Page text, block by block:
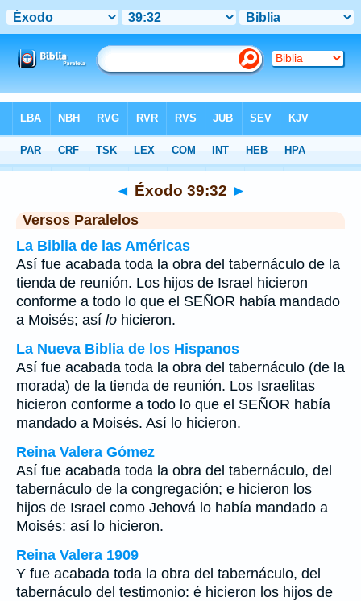
>Éxodo> Capítulo 39 > Verso 32
◄ Éxodo 39:32 ►
Versos Paralelos
La Biblia de las Américas
Así fue acabada toda la obra del tabernáculo de la
tienda de reunión. Los hijos de Israel hicieron
conforme a todo lo que el SEÑOR había mandado
a Moisés; así lo hicieron.
La Nueva Biblia de los Hispanos
Así fue acabada toda la obra del tabernáculo (de la
morada) de la tienda de reunión. Los Israelitas
hicieron conforme a todo lo que el SEÑOR había
mandado a Moisés. Así lo hicieron.
Reina Valera Gómez
Así fue acabada toda la obra del tabernáculo, del
tabernáculo de la congregación; e hicieron los
hijos de Israel como Jehová lo había mandado a
Moisés: así lo hicieron.
Reina Valera 1909
Y fue acabada toda la obra del tabernáculo, del
tabernáculo del testimonio: é hicieron los hijos de